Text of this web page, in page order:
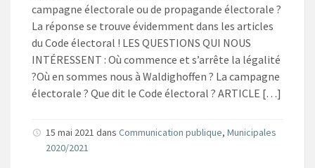
campagne électorale ou de propagande électorale ?
La réponse se trouve évidemment dans les articles
du Code électoral ! LES QUESTIONS QUI NOUS
INTÉRESSENT : Où commence et s’arrête la légalité
?Où en sommes nous à Waldighoffen ? La campagne
électorale ? Que dit le Code électoral ? ARTICLE […]
15 mai 2021 dans Communication publique, Municipales
2020/2021